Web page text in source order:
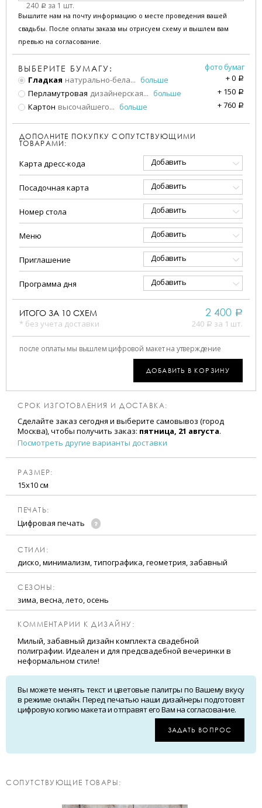
240 a за 1 шт.
Вышлите нам на почту информацию о месте проведения вашей
свадьбы. После оплаты заказа мы отрисуем схему и вышлем вам
превью на согласование.
ВЫБЕРИТЕ БУМАГУ:
фото бумаг
Гладкая натурально-бела... больше +0 a
Перламутровая дизайнерская... больше + 150 a
Картон высочайшего... больше +760 a
ДОПОЛНИТЕ ПОКУПКУ СОПУТСТВУЮЩИМИ
ТОВАРАМИ:
Карта дресс-кода Добавить
Посадочная карта Добавить
Номер стола Добавить
Меню Добавить
Приглашение Добавить
Программа дня Добавить
ИТОГО ЗА 10 СХЕМ
* без учета доставки
2 400 a
240 a за 1 шт.
после оплаты мы вышлем цифровой макет на утверждение
ДОБАВИТЬ В КОРЗИНУ
СРОК ИЗГОТОВЛЕНИЯ И ДОСТАВКА:
Сделайте заказ сегодня и выберите самовывоз (город
Москва), чтобы получить заказ: пятница, 21 августа.
Посмотреть другие варианты доставки
РАЗМЕР:
15х10 см
ПЕЧАТЬ:
Цифровая печать
CТИЛИ:
диско, минимализм, типографика, геометрия, забавный
CЕЗОНЫ:
зима, весна, лето, осень
КОММЕНТАРИИ К ДИЗАЙНУ:
Милый, забавный дизайн комплекта свадебной
полиграфии. Идеален и для предсвадебной вечеринки в
неформальном стиле!
Вы можете менять текст и цветовые палитры по Вашему вкусу
в режиме онлайн. Перед печатью наши дизайнеры подготовят
цифровую копию макета и отправят его Вам на согласование.
ЗАДАТЬ ВОПРОС
CОПУТСТВУЮЩИЕ ТОВАРЫ: